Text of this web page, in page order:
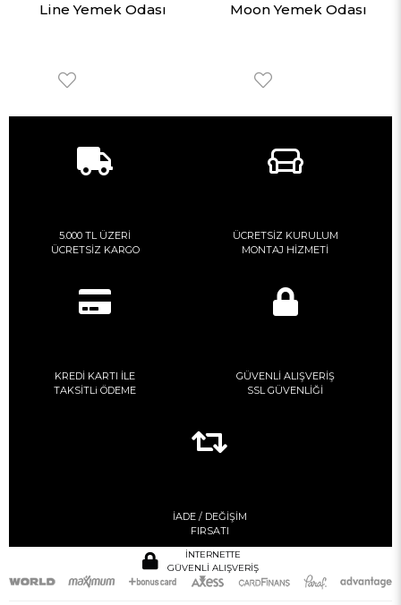
Line Yemek Odası Moon Yemek Odası
5.000 TL ÜZERİ
ÜCRETSİZ KARGO
ÜCRETSİZ KURULUM
MONTAJ HİZMETİ
KREDİ KARTI İLE
TAKSİTLi ÖDEME
GÜVENLİ ALIŞVERİŞ
SSL GÜVENLİĞİ
İADE / DEĞİŞİM
FIRSATI
İNTERNETTE
GÜVENLİ ALIŞVERİŞ